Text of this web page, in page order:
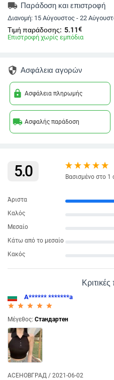
local_shipping Παράδοση και επιστροφή
Διανομή: 15 Αύγουστος - 22
Τιμή παράδοσης: 5.11€
Επιστροφή χωρίς εμπόδια
security Ασφάλεια αγορών
lock Ασφάλεια πληρωμής
local_shipping Ασφαλής παράδοση
5.0 Βασισμένο στο 1
Άριστα
Καλός
Μεσαίο
Κάτω από το μεσαίο
Κακός
А****** *******а
star_rate
star_rate
star_rate
star_rate
star_rate
Μέγεθος: Стандартен
АСЕНОВГРАД / 2021-06-02